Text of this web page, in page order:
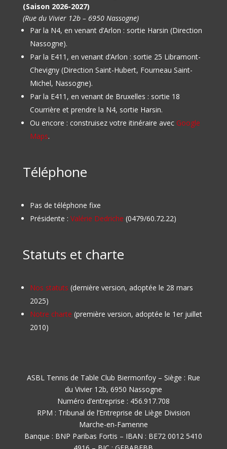
(Saison 2026-2027)
(Rue du Vivier 12b – 6950 Nassogne)
Par la N4, en venant d’Arlon : sortie Harsin (Direction
Nassogne).
Par la E411, en venant d’Arlon : sortie 25 Libramont-
Chevigny (Direction Saint-Hubert, Fourneau Saint-
Michel, Nassogne).
Par la E411, en venant de Bruxelles : sortie 18
Courrière et prendre la N4, sortie Harsin.
Ou encore : construisez votre itinéraire avec Google
Maps.
Téléphone
Pas de téléphone fixe
Présidente : Valérie Dedriche (0479/60.72.22)
Statuts et charte
Nos statuts (dernière version, adoptée le 28 mars
2025)
Notre charte (première version, adoptée le 1er juillet
2010)
ASBL Tennis de Table Club Biermonfoy – Siège : Rue
du Vivier 12b, 6950 Nassogne
Numéro d’entreprise : 456.917.708
RPM : Tribunal de l’Entreprise de Liège Division
Marche-en-Famenne
Banque : BNP Paribas Fortis – IBAN : BE72 0012 5410